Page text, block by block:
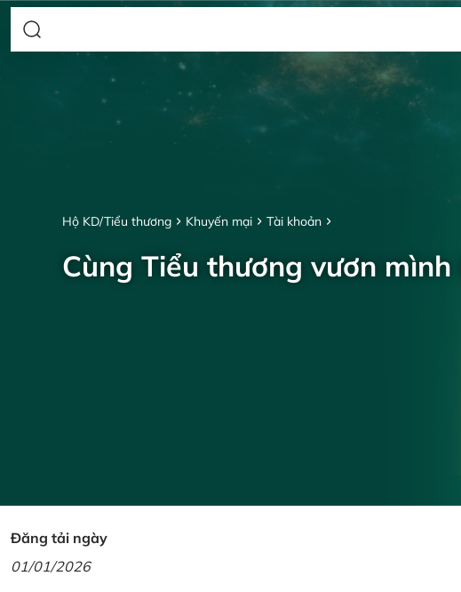
Hộ KD/Tiểu thương Khuyến mại Tài khoản
Cùng Tiểu thương vươn
Đăng tải ngày
01/01/2026